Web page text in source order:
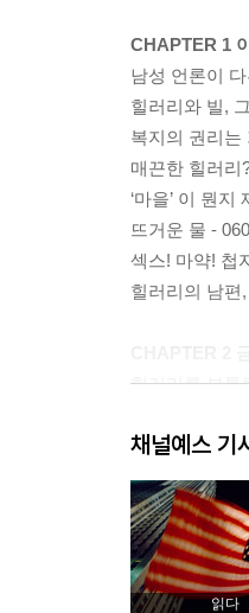
CHAPTER 1
남성 언론이
힐러리와 빌,
복지의 권리는
매끈한 힐러리
‘마을’ 이 뭔
뜨거운 물 - 060
섹스! 마약! 첩
힐러리의 남편
힐러리를 부통
힐러리는 자유
힐러리, 뉴욕의
힐러리 클린턴
상원의원이 될
금발의 야망 -
채널예스 기
읽다